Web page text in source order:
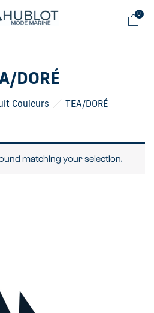
0
DORÉ
Couleurs TEA/DORÉ
matching your selection.